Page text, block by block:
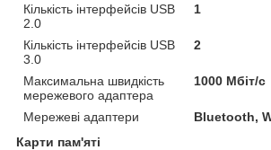
Кількість інтерфейсів USB
2.0
1
Кількість інтерфейсів USB
3.0
2
Максимальна швидкість
мережевого адаптера
1000 Мбіт/с
Мережеві адаптери
Bluetooth,
Карти пам'яті